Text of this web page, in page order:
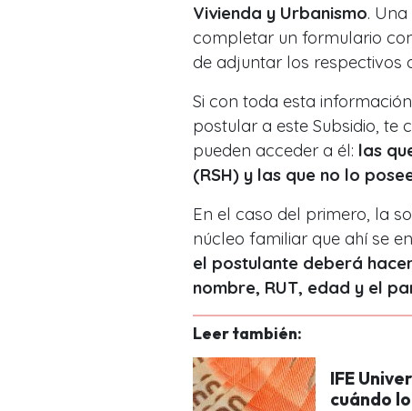
Vivienda y Urbanismo.
completar un formulario
de adjuntar los respectivos
Si con toda esta
postular a este Subsidio, te
pueden acceder a él: las
(RSH) y las que no lo
En el caso del primero, la
núcleo familiar que ahí se
el postulante deberá
nombre, RUT, edad y el
Leer también:
IFE
cuándo